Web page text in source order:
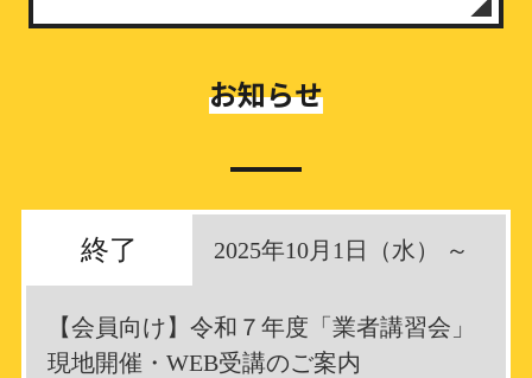
お知らせ
終了 2025年10月1日（水） ～
【会員向け】令和７年度「業者講習会」
現地開催・WEB受講のご案内